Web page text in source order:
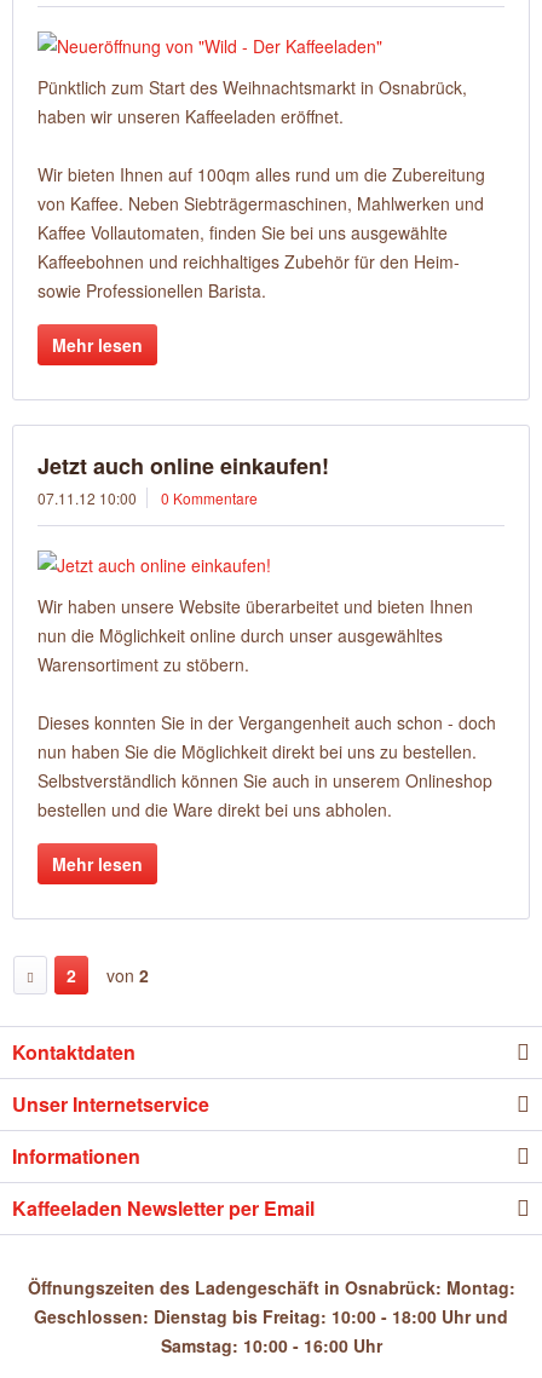
Pünktlich zum Start des Weihnachtsmarkt in Osnabrück,
haben wir unseren Kaffeeladen eröffnet.
Wir bieten Ihnen auf 100qm alles rund um die Zubereitung
von Kaffee. Neben Siebträgermaschinen, Mahlwerken und
Kaffee Vollautomaten, finden Sie bei uns ausgewählte
Kaffeebohnen und reichhaltiges Zubehör für den Heim-
sowie Professionellen Barista.
Mehr lesen
Jetzt auch online einkaufen!
07.11.12 10:00 0 Kommentare
Wir haben unsere Website überarbeitet und bieten Ihnen
nun die Möglichkeit online durch unser ausgewähltes
Warensortiment zu stöbern.
Dieses konnten Sie in der Vergangenheit auch schon - doch
nun haben Sie die Möglichkeit direkt bei uns zu bestellen.
Selbstverständlich können Sie auch in unserem Onlineshop
bestellen und die Ware direkt bei uns abholen.
Mehr lesen
2 von 2
Kontaktdaten
Unser Internetservice
Informationen
Kaffeeladen Newsletter per Email
Öffnungszeiten des Ladengeschäft in Osnabrück: Montag:
Geschlossen: Dienstag bis Freitag: 10:00 - 18:00 Uhr und
Samstag: 10:00 - 16:00 Uhr